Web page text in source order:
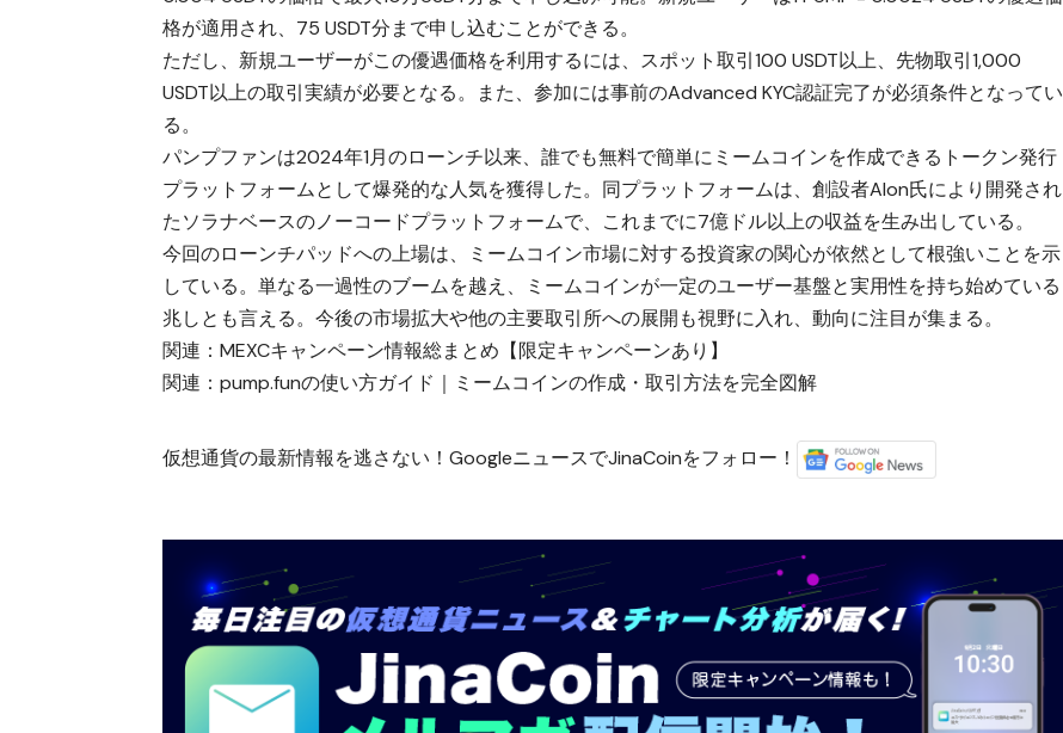
格が適用され、75 USDT分まで申し込むことができる。
ただし、新規ユーザーがこの優遇価格を利用するには、スポット取引100 USDT以上、先物取引1,000
USDT以上の取引実績が必要となる。また、参加には事前のAdvanced KYC認証完了が必須条件となってい
る。
パンプファンは2024年1月のローンチ以来、誰でも無料で簡単にミームコインを作成できるトークン発行
プラットフォームとして爆発的な人気を獲得した。同プラットフォームは、創設者Alon氏により開発され
たソラナベースのノーコードプラットフォームで、これまでに7億ドル以上の収益を生み出している。
今回のローンチパッドへの上場は、ミームコイン市場に対する投資家の関心が依然として根強いことを示
している。単なる一過性のブームを越え、ミームコインが一定のユーザー基盤と実用性を持ち始めている
兆しとも言える。今後の市場拡大や他の主要取引所への展開も視野に入れ、動向に注目が集まる。
関連：MEXCキャンペーン情報総まとめ【限定キャンペーンあり】
関連：pump.funの使い方ガイド｜ミームコインの作成・取引方法を完全図解
仮想通貨の最新情報を逃さない！GoogleニュースでJinaCoinをフォロー！